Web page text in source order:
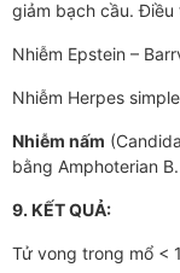
giảm bạch cầu. Điều
Nhiễm Epstein –
Nhiễm Herpes
Nhiễm nấm
bằng Amphoterian B.
9. KẾT QUẢ:
Tử vong trong mổ <